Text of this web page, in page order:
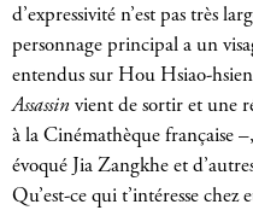
d’expressivité n’est pas très
personnage principal a un
entendus sur Hou Hsiao-
Assassin vient de sortir et une
à la Cinémathèque française
évoqué Jia Zangkhe et
Qu’est-ce qui t’intéresse